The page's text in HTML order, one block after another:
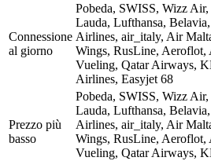
Connessione
al giorno
Pobeda, SWISS, Wizz
Lauda, Lufthansa,
Airlines, air_italy, Air
Wings, RusLine, Aeroflot,
Vueling, Qatar Airways,
Airlines, Easyjet 68
Prezzo più
basso
Pobeda, SWISS, Wizz
Lauda, Lufthansa,
Airlines, air_italy, Air
Wings, RusLine, Aeroflot,
Vueling, Qatar Airways,